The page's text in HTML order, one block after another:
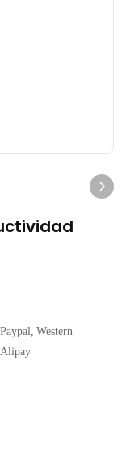
Western